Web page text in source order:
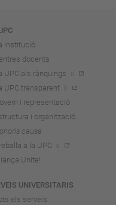
institució
docents
UPC als rànquings
UPC transparent
i representació
i organització
causa
a la UPC
Unite!
UNIVERSITARIS
els serveis